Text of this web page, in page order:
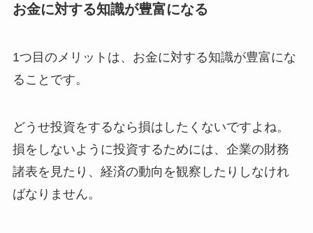
お金に対する知識が豊富になる
1つ目のメリットは、お金に対する知識が豊富にな
ることです。
どうせ投資をするなら損はしたくないですよね。
損をしないように投資するためには、企業の財務
諸表を見たり、経済の動向を観察したりしなけれ
ばなりません。